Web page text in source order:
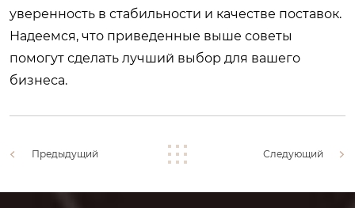
уверенность в стабильности и качестве поставок.
Надеемся, что приведенные выше советы
помогут сделать лучший выбор для вашего
бизнеса.
Предыдущий Следующий